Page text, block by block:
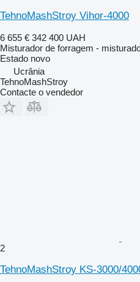
TehnoMashStroy Vihor-4000
6 655 € 342 400 UAH
Misturador de forragem -
Estado novo
Ucrânia
TehnoMashStroy
Contacte o vendedor
2
TehnoMashStroy KS-3000/